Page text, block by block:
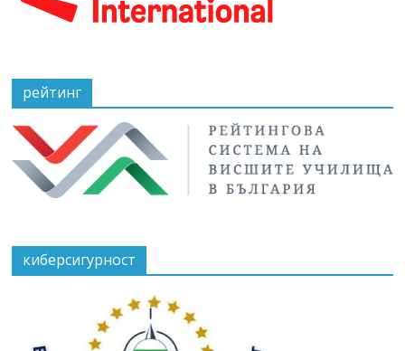
рейтинг
киберсигурност